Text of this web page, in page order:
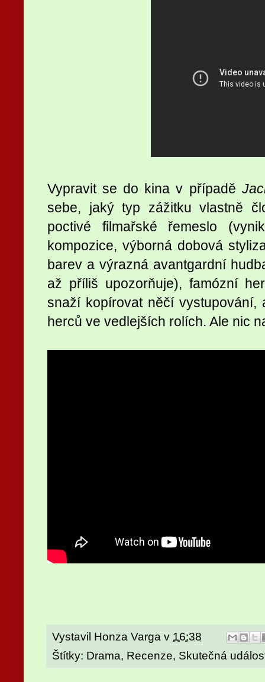
Vypravit se do kina v případě
sebe, jaký typ zážitku vlastně
poctivé filmařské řemeslo
kompozice, výborná dobová
barev a výrazná avantgardní
až příliš upozorňuje), famózní
snaží kopírovat něčí vystupování,
herců ve vedlejších rolích. Ale nic
Vystavil Honza Varga v 16:38
Štítky: Drama, Recenze, Skutečná